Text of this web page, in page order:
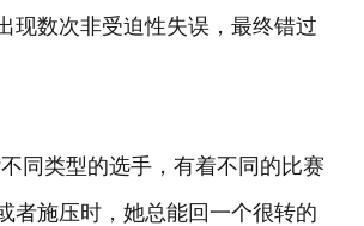
现数次非受迫性失误，最终错过
同类型的选手，有着不同的比赛
施压时，她总能回一个很转的